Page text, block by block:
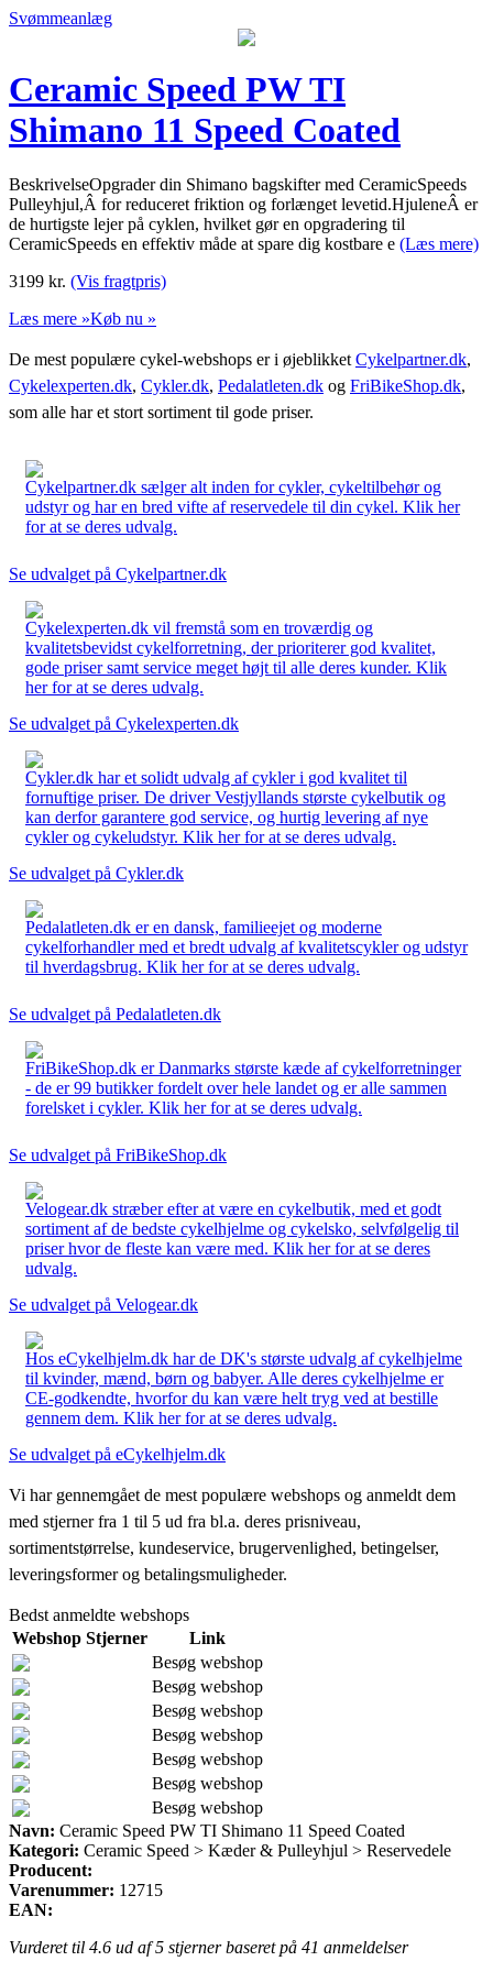
Svømmeanlæg
Ceramic Speed PW TI
Shimano 11 Speed Coated
BeskrivelseOpgrader din Shimano bagskifter med CeramicSpeeds
Pulleyhjul,Â for reduceret friktion og forlænget levetid.HjuleneÂ er
de hurtigste lejer på cyklen, hvilket gør en opgradering til
CeramicSpeeds en effektiv måde at spare dig kostbare e (Læs mere)
3199 kr. (Vis fragtpris)
Læs mere »Køb nu »
De mest populære cykel-webshops er i øjeblikket Cykelpartner.dk,
Cykelexperten.dk, Cykler.dk, Pedalatleten.dk og FriBikeShop.dk,
som alle har et stort sortiment til gode priser.
Cykelpartner.dk sælger alt inden for cykler, cykeltilbehør og
udstyr og har en bred vifte af reservedele til din cykel. Klik her
for at se deres udvalg.
Se udvalget på Cykelpartner.dk
Cykelexperten.dk vil fremstå som en troværdig og
kvalitetsbevidst cykelforretning, der prioriterer god kvalitet,
gode priser samt service meget højt til alle deres kunder. Klik
her for at se deres udvalg.
Se udvalget på Cykelexperten.dk
Cykler.dk har et solidt udvalg af cykler i god kvalitet til
fornuftige priser. De driver Vestjyllands største cykelbutik og
kan derfor garantere god service, og hurtig levering af nye
cykler og cykeludstyr. Klik her for at se deres udvalg.
Se udvalget på Cykler.dk
Pedalatleten.dk er en dansk, familieejet og moderne
cykelforhandler med et bredt udvalg af kvalitetscykler og udstyr
til hverdagsbrug. Klik her for at se deres udvalg.
Se udvalget på Pedalatleten.dk
FriBikeShop.dk er Danmarks største kæde af cykelforretninger
- de er 99 butikker fordelt over hele landet og er alle sammen
forelsket i cykler. Klik her for at se deres udvalg.
Se udvalget på FriBikeShop.dk
Velogear.dk stræber efter at være en cykelbutik, med et godt
sortiment af de bedste cykelhjelme og cykelsko, selvfølgelig til
priser hvor de fleste kan være med. Klik her for at se deres
udvalg.
Se udvalget på Velogear.dk
Hos eCykelhjelm.dk har de DK's største udvalg af cykelhjelme
til kvinder, mænd, børn og babyer. Alle deres cykelhjelme er
CE-godkendte, hvorfor du kan være helt tryg ved at bestille
gennem dem. Klik her for at se deres udvalg.
Se udvalget på eCykelhjelm.dk
Vi har gennemgået de mest populære webshops og anmeldt dem
med stjerner fra 1 til 5 ud fra bl.a. deres prisniveau,
sortimentstørrelse, kundeservice, brugervenlighed, betingelser,
leveringsformer og betalingsmuligheder.
Bedst anmeldte webshops
Webshop Stjerner
Link
Besøg webshop
Besøg webshop
Besøg webshop
Besøg webshop
Besøg webshop
Besøg webshop
Besøg webshop
Navn: Ceramic Speed PW TI Shimano 11 Speed Coated
Kategori: Ceramic Speed > Kæder & Pulleyhjul > Reservedele
Producent:
Varenummer: 12715
EAN:
Vurderet til 4.6 ud af 5 stjerner baseret på 41 anmeldelser